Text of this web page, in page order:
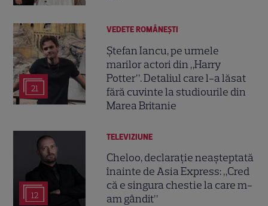
21
VEDETE ROMÂNEŞTI
Ștefan Iancu, pe urmele
marilor actori din „Harry
Potter”. Detaliul care l-a lăsat
fără cuvinte la studiourile din
Marea Britanie
12
TELEVIZIUNE
Cheloo, declarație neașteptată
înainte de Asia Express: „Cred
că e singura chestie la care m-
am gândit”